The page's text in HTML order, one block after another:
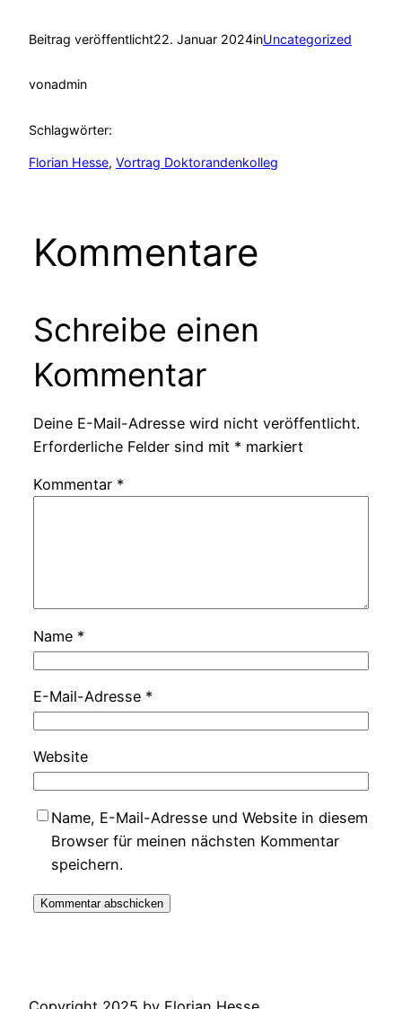
Beitrag veröffentlicht22. Januar 2024inUncategorized
vonadmin
Schlagwörter:
Florian Hesse, Vortrag Doktorandenkolleg
Kommentare
Schreibe einen
Kommentar
Deine E-Mail-Adresse wird nicht veröffentlicht.
Erforderliche Felder sind mit * markiert
Kommentar *
Name *
E-Mail-Adresse *
Website
Name, E-Mail-Adresse und Website in diesem
Browser für meinen nächsten Kommentar
speichern.